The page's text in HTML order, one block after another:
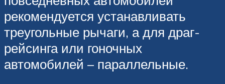
рекомендуется устанавливать
треугольные рычаги, а для драг-
рейсинга или гоночных
автомобилей – параллельные.